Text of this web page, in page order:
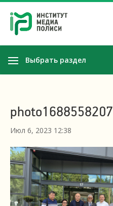
Выбрать раздел
photo1688558207
Июл 6, 2023 12:38